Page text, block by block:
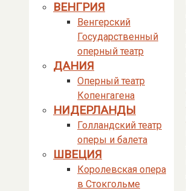
ВЕНГРИЯ
Венгерский
Государственный
оперный театр
ДАНИЯ
Оперный театр
Копенгагена
НИДЕРЛАНДЫ
Голландский театр
оперы и балета
ШВЕЦИЯ
Королевская опера
в Стокгольме